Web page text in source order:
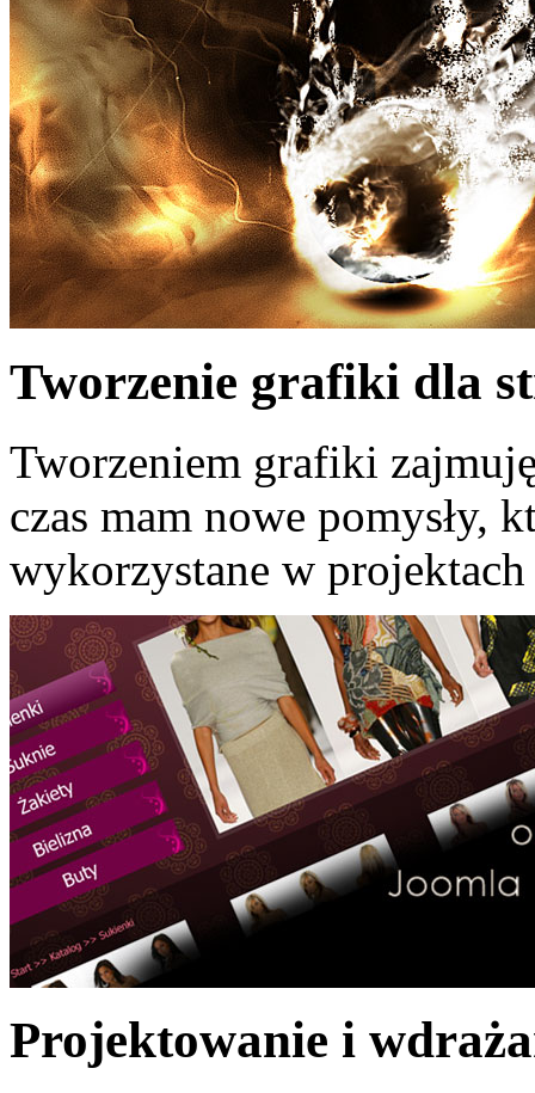
Tworzenie grafiki dla
Tworzeniem grafiki zajmuję
czas mam nowe pomysły,
wykorzystane w
Projektowanie i